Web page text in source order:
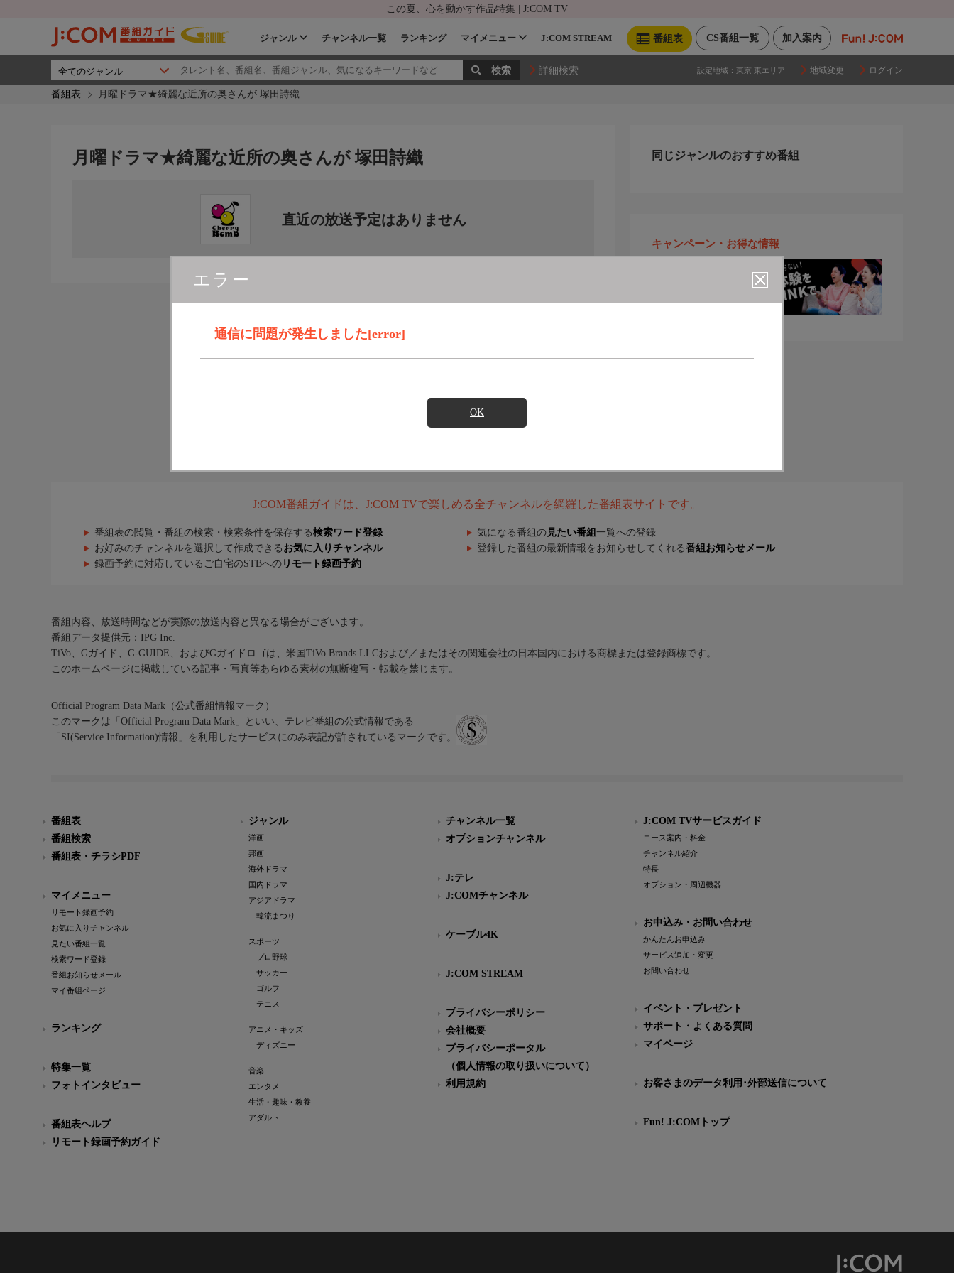
この夏、心を動かす作品特集 | J:COM TV
加入案内
CS番組一覧
番組表
ジャンル チャンネル一覧 ランキング マイメニュー J:COM STREAM
詳細検索 設定地域： 東京 東エリア 地域変更 ログイン
番組表 月曜ドラマ★綺麗な近所の奥さんが 塚田詩織
エラー
通信に問題が発生しました[error]
OK
月曜ドラマ★綺麗な近所の奥さんが 塚田詩織
直近の放送予定はありません
同じジャンルのおすすめ番組
キャンペーン・お得な情報
J:COM番組ガイドは、J:COM TVで楽しめる全チャンネルを網羅した番組表サイトです。
番組表の閲覧・番組の検索・検索条件を保存する検索ワード登録 気になる番組の 見たい番組 一覧への登録
お好みのチャンネルを選択して作成できる お気に入りチャンネル 登録した番組の最新情報をお知らせしてくれる番組お知らせメール
録画予約に対応しているご自宅のSTBへの リモート録画予約
番組内容、放送時間などが実際の放送内容と異なる場合がございます。
番組データ提供元：IPG Inc.
TiVo、Gガイド、G-GUIDE、およびGガイドロゴは、米国TiVo Brands LLCおよび／またはその関連会社の日本国内における商標または登録商標です。
このホームページに掲載している記事・写真等あらゆる素材の無断複写・転載を禁じます。
Official Program Data Mark（公式番組情報マーク）
このマークは「Official Program Data Mark」といい、テレビ番組の公式情報である
「SI(Service Information)情報」を利用したサービスにのみ表記が許されているマークです。
番組表
番組検索
番組表・チラシPDF
マイメニュー
リモート録画予約
お気に入りチャンネル
見たい番組一覧
検索ワード登録
番組お知らせメール
マイ番組ページ
ランキング
特集一覧
フォトインタビュー
番組表ヘルプ
リモート録画予約ガイド
ジャンル
洋画
邦画
海外ドラマ
国内ドラマ
アジアドラマ
韓流まつり
スポーツ
プロ野球
サッカー
ゴルフ
テニス
アニメ・キッズ
ディズニー
音楽
エンタメ
生活・趣味・教養
アダルト
チャンネル一覧
オプションチャンネル
J:テレ
J:COMチャンネル
ケーブル4K
J:COM STREAM
プライバシーポリシー
会社概要
プライバシーポータル
（個人情報の取り扱いについて）
利用規約
J:COM TVサービスガイド
コース案内・料金
チャンネル紹介
特長
オプション・周辺機器
お申込み・お問い合わせ
かんたんお申込み
サービス追加・変更
お問い合わせ
イベント・プレゼント
サポート・よくある質問
マイページ
お客さまのデータ利用･外部送信について
Fun! J:COMトップ